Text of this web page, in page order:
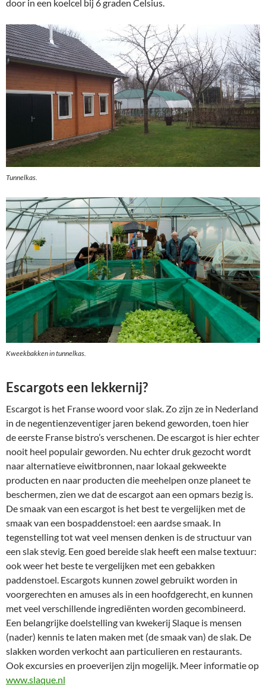
door in een koelcel bij 6 graden Celsius.
Tunnelkas.
Kweekbakken in tunnelkas.
Escargots een lekkernij?
Escargot is het Franse woord voor slak. Zo zijn ze in Nederland
in de negentienzeventiger jaren bekend geworden, toen hier
de eerste Franse bistro’s verschenen. De escargot is hier echter
nooit heel populair geworden. Nu echter druk gezocht wordt
naar alternatieve eiwitbronnen, naar lokaal gekweekte
producten en naar producten die meehelpen onze planeet te
beschermen, zien we dat de escargot aan een opmars bezig is.
De smaak van een escargot is het best te vergelijken met de
smaak van een bospaddenstoel: een aardse smaak. In
tegenstelling tot wat veel mensen denken is de structuur van
een slak stevig. Een goed bereide slak heeft een malse textuur:
ook weer het beste te vergelijken met een gebakken
paddenstoel. Escargots kunnen zowel gebruikt worden in
voorgerechten en amuses als in een hoofdgerecht, en kunnen
met veel verschillende ingrediënten worden gecombineerd.
Een belangrijke doelstelling van kwekerij Slaque is mensen
(nader) kennis te laten maken met (de smaak van) de slak. De
slakken worden verkocht aan particulieren en restaurants.
Ook excursies en proeverijen zijn mogelijk. Meer informatie op
www.slaque.nl